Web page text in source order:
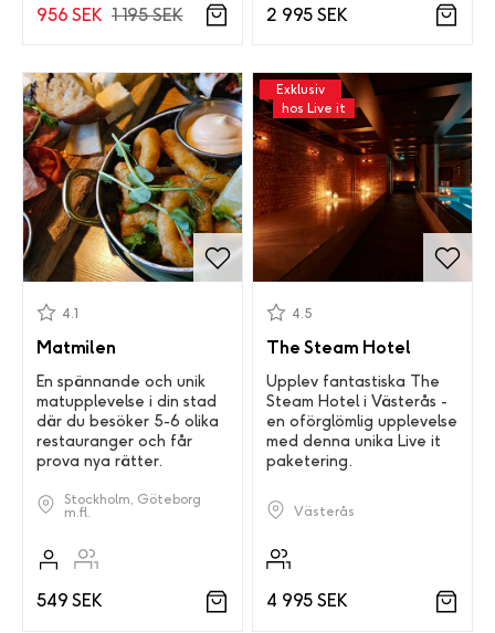
956 SEK 1 195 SEK 2 995 SEK
Matmilen
4.1
En spännande och unik
matupplevelse i din stad
där du besöker 5-6 olika
restauranger och får
prova nya rätter.
Stockholm, Göteborg
m.fl.
549 SEK
Exklusiv
hos Live it
The Steam Hotel
4.5
Upplev fantastiska The
Steam Hotel i Västerås -
en oförglömlig upplevelse
med denna unika Live it
paketering.
Västerås
4 995 SEK